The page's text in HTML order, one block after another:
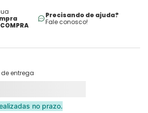
Precisando de ajuda?
Fale conosco!
entrega
no prazo.